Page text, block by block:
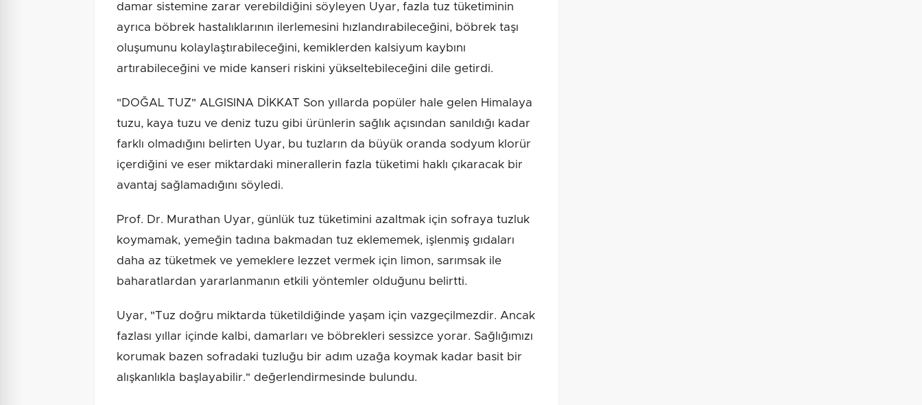
damar sistemine zarar verebildiğini söyleyen Uyar, fazla tuz tüketiminin
ayrıca böbrek hastalıklarının ilerlemesini hızlandırabileceğini, böbrek taşı
oluşumunu kolaylaştırabileceğini, kemiklerden kalsiyum kaybını
artırabileceğini ve mide kanseri riskini yükseltebileceğini dile getirdi.
"DOĞAL TUZ" ALGISINA DİKKAT Son yıllarda popüler hale gelen Himalaya
tuzu, kaya tuzu ve deniz tuzu gibi ürünlerin sağlık açısından sanıldığı kadar
farklı olmadığını belirten Uyar, bu tuzların da büyük oranda sodyum klorür
içerdiğini ve eser miktardaki minerallerin fazla tüketimi haklı çıkaracak bir
avantaj sağlamadığını söyledi.
Prof. Dr. Murathan Uyar, günlük tuz tüketimini azaltmak için sofraya tuzluk
koymamak, yemeğin tadına bakmadan tuz eklememek, işlenmiş gıdaları
daha az tüketmek ve yemeklere lezzet vermek için limon, sarımsak ile
baharatlardan yararlanmanın etkili yöntemler olduğunu belirtti.
Uyar, "Tuz doğru miktarda tüketildiğinde yaşam için vazgeçilmezdir. Ancak
fazlası yıllar içinde kalbi, damarları ve böbrekleri sessizce yorar. Sağlığımızı
korumak bazen sofradaki tuzluğu bir adım uzağa koymak kadar basit bir
alışkanlıkla başlayabilir." değerlendirmesinde bulundu.